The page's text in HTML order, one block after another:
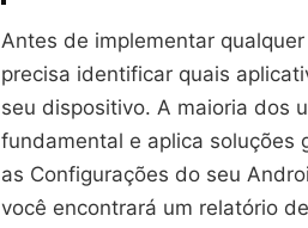
Antes de implementar
precisa identificar quais
seu dispositivo. A maioria dos
fundamental e aplica soluções
as Configurações do seu
você encontrará um relatório